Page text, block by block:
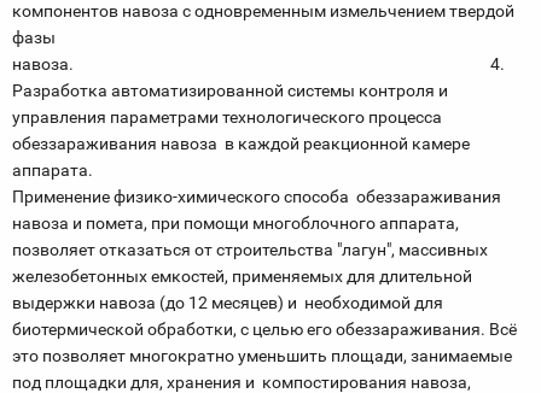
компонентов навоза с одновременным измельчением твердой
фазы
навоза. 4.
Разработка автоматизированной системы контроля и
управления параметрами технологического процесса
обеззараживания навоза в каждой реакционной камере
аппарата.
Применение физико-химического способа обеззараживания
навоза и помета, при помощи многоблочного аппарата,
позволяет отказаться от строительства "лагун", массивных
железобетонных емкостей, применяемых для длительной
выдержки навоза (до 12 месяцев) и необходимой для
биотермической обработки, с целью его обеззараживания. Всё
это позволяет многократно уменьшить площади, занимаемые
под площадки для, хранения и компостирования навоза,